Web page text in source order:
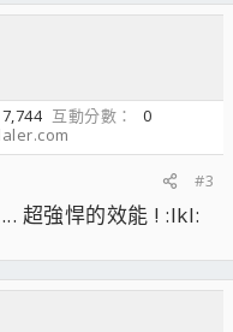
互動分數
0
#3
超強悍的效能 ! :lkl: